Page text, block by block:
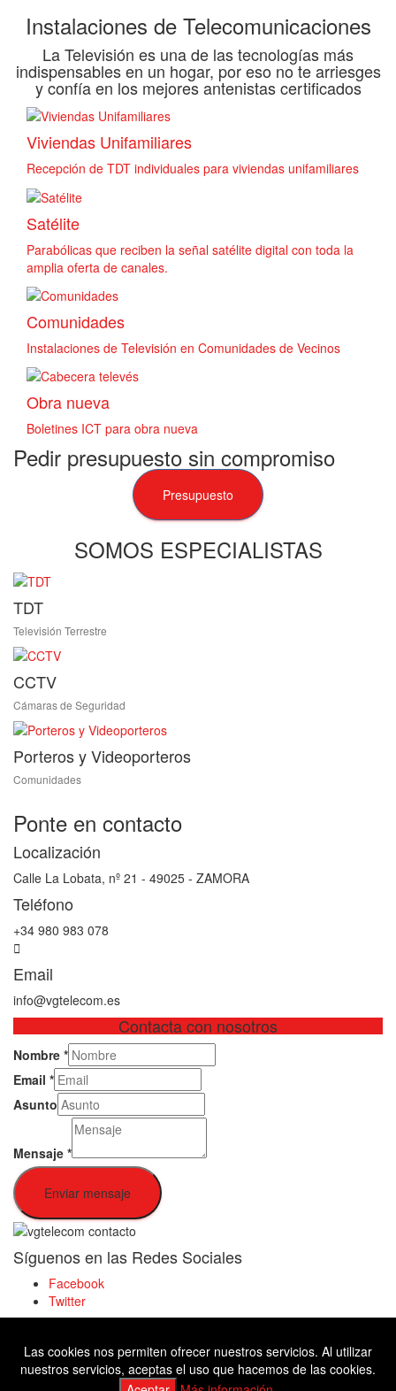
Instalaciones de Telecomunicaciones
La Televisión es una de las tecnologías más
indispensables en un hogar, por eso no te arriesges
y confía en los mejores antenistas certificados
Viviendas Unifamiliares
Recepción de TDT individuales para viviendas unifamiliares
Satélite
Parabólicas que reciben la señal satélite digital con toda la
amplia oferta de canales.
Comunidades
Instalaciones de Televisión en Comunidades de Vecinos
Obra nueva
Boletines ICT para obra nueva
Pedir presupuesto sin compromiso
Presupuesto
SOMOS ESPECIALISTAS
TDT
Televisión Terrestre
CCTV
Cámaras de Seguridad
Porteros y Videoporteros
Comunidades
Ponte en contacto
Localización
Calle La Lobata, nº 21 - 49025 - ZAMORA
Teléfono
+34 980 983 078
Email
info@vgtelecom.es
Contacta con nosotros
Nombre *
Email *
Asunto
Mensaje *
Enviar mensaje
Síguenos en las Redes Sociales
Facebook
Twitter
Facebook
Las cookies nos permiten ofrecer nuestros servicios. Al utilizar
nuestros servicios, aceptas el uso que hacemos de las cookies.